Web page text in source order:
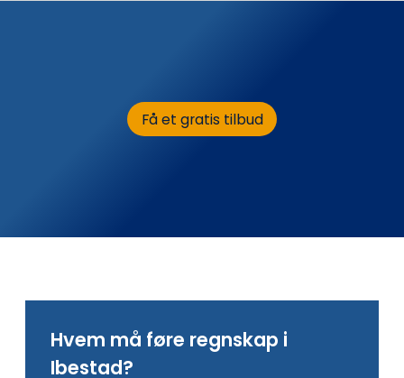
Få et gratis tilbud
Hvem må føre regnskap i
Ibestad?